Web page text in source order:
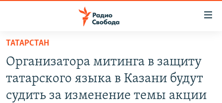
упрощенного
доступа
основному
ПОДКАСТЫ
АВТОРСКИЕ ПРОЕКТЫ
ТАТАРСТАН
Организатора митинга в защиту
татарского языка в Казани будут
судить за изменение темы акции